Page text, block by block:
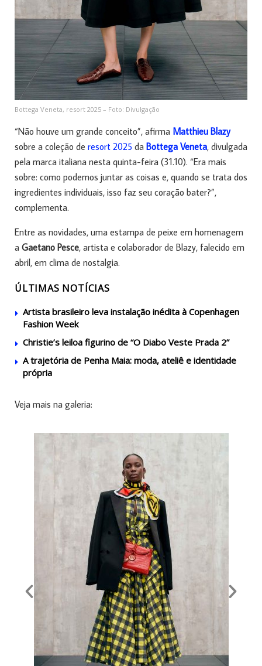
Bottega Veneta, resort 2025 – Foto: Divulgação
“Não houve um grande conceito”, afirma Matthieu Blazy
sobre a coleção de resort 2025 da Bottega Veneta, divulgada
pela marca italiana nesta quinta-feira (31.10). “Era mais
sobre: ​​como podemos juntar as coisas e, quando se trata dos
ingredientes individuais, isso faz seu coração bater?”,
complementa.
Entre as novidades, uma estampa de peixe em homenagem
a Gaetano Pesce, artista e colaborador de Blazy, falecido em
abril, em clima de nostalgia.
ÚLTIMAS NOTÍCIAS
Artista brasileiro leva instalação inédita à Copenhagen
Fashion Week
Christie’s leiloa figurino de “O Diabo Veste Prada 2”
A trajetória de Penha Maia: moda, ateliê e identidade
própria
Veja mais na galeria: